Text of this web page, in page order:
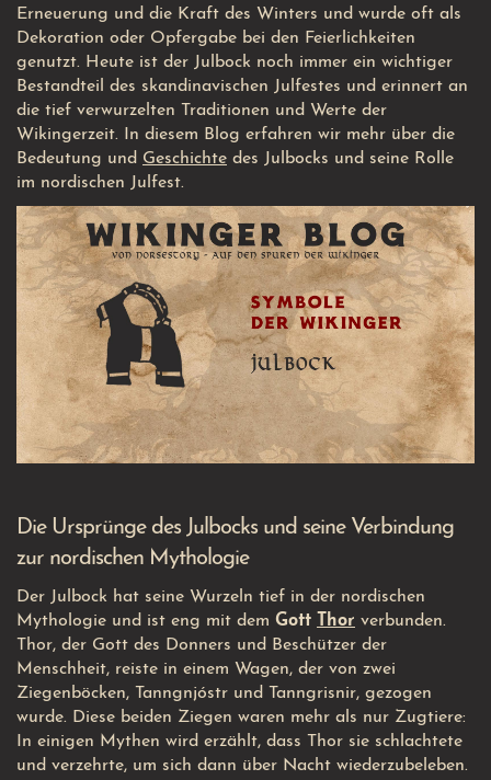
Erneuerung und die Kraft des Winters und wurde oft als
Dekoration oder Opfergabe bei den Feierlichkeiten
genutzt. Heute ist der Julbock noch immer ein wichtiger
Bestandteil des skandinavischen Julfestes und erinnert an
die tief verwurzelten Traditionen und Werte der
Wikingerzeit. In diesem Blog erfahren wir mehr über die
Bedeutung und Geschichte des Julbocks und seine Rolle
im nordischen Julfest.
Die Ursprünge des Julbocks und seine Verbindung
zur nordischen Mythologie
Der Julbock hat seine Wurzeln tief in der nordischen
Mythologie und ist eng mit dem Gott Thor verbunden.
Thor, der Gott des Donners und Beschützer der
Menschheit, reiste in einem Wagen, der von zwei
Ziegenböcken, Tanngnjóstr und Tanngrisnir, gezogen
wurde. Diese beiden Ziegen waren mehr als nur Zugtiere:
In einigen Mythen wird erzählt, dass Thor sie schlachtete
und verzehrte, um sich dann über Nacht wiederzubeleben.